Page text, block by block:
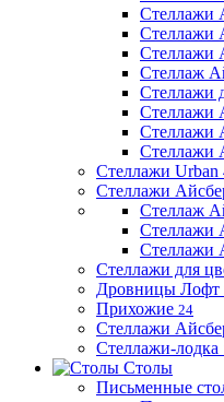
Стеллажи
Стеллажи
Стеллажи
Стеллаж
Стеллажи
Стеллажи
Стеллажи
Стеллажи
Стеллажи Urban
Стеллажи
Стеллаж
Стеллажи
Стеллажи
Стеллажи для
Дровницы Лофт
Прихожие 24
Стеллажи
Стеллажи-лодка
Столы
Письменные